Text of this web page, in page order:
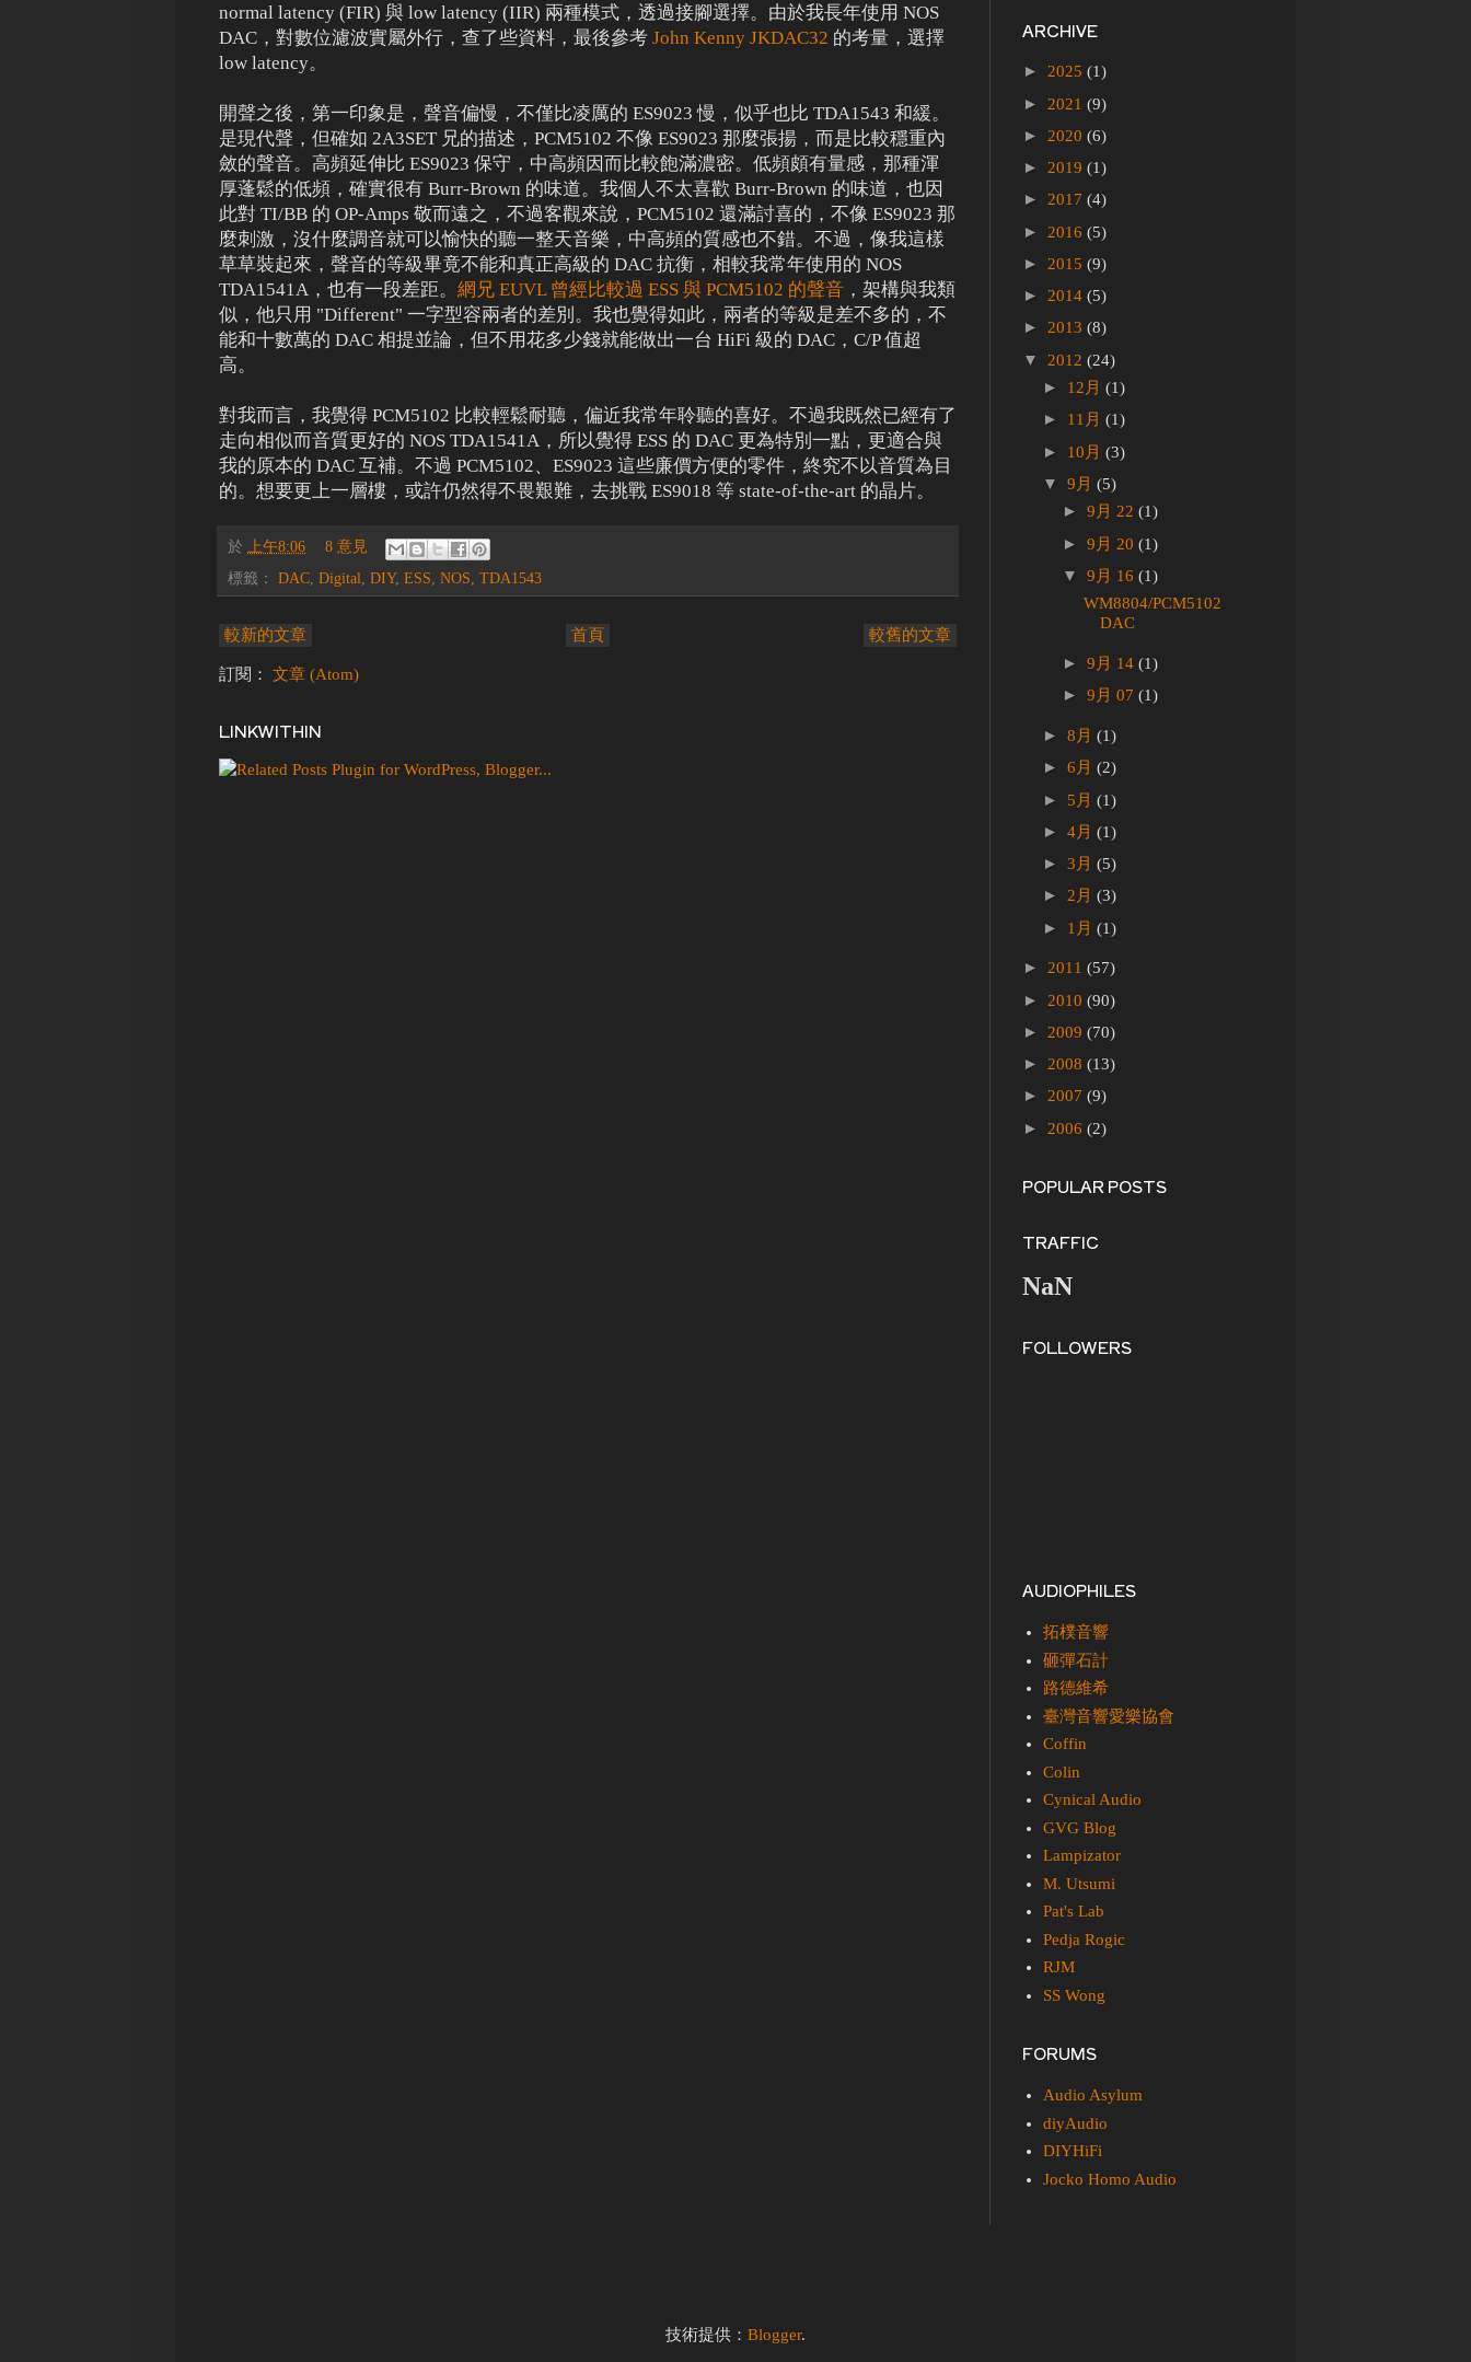
normal latency (FIR) 與 low latency (IIR) 兩種模式，透過接腳選擇。由於我長年使用 NOS
DAC，對數位濾波實屬外行，查了些資料，最後參考 John Kenny JKDAC32 的考量，選擇
low latency。
開聲之後，第一印象是，聲音偏慢，不僅比凌厲的 ES9023 慢，似乎也比 TDA1543 和緩。
是現代聲，但確如 2A3SET 兄的描述，PCM5102 不像 ES9023 那麼張揚，而是比較穩重內
斂的聲音。高頻延伸比 ES9023 保守，中高頻因而比較飽滿濃密。低頻頗有量感，那種渾
厚蓬鬆的低頻，確實很有 Burr-Brown 的味道。我個人不太喜歡 Burr-Brown 的味道，也因
此對 TI/BB 的 OP-Amps 敬而遠之，不過客觀來說，PCM5102 還滿討喜的，不像 ES9023 那
麼刺激，沒什麼調音就可以愉快的聽一整天音樂，中高頻的質感也不錯。不過，像我這樣
草草裝起來，聲音的等級畢竟不能和真正高級的 DAC 抗衡，相較我常年使用的 NOS
TDA1541A，也有一段差距。 網兄 EUVL 曾經比較過 ESS 與 PCM5102 的聲音 ，架構與我類
似，他只用 "Different" 一字型容兩者的差別。我也覺得如此，兩者的等級是差不多的，不
能和十數萬的 DAC 相提並論，但不用花多少錢就能做出一台 HiFi 級的 DAC，C/P 值超
高。
對我而言，我覺得 PCM5102 比較輕鬆耐聽，偏近我常年聆聽的喜好。不過我既然已經有了
走向相似而音質更好的 NOS TDA1541A，所以覺得 ESS 的 DAC 更為特別一點，更適合與
我的原本的 DAC 互補。不過 PCM5102、ES9023 這些廉價方便的零件，終究不以音質為目
的。想要更上一層樓，或許仍然得不畏艱難，去挑戰 ES9018 等 state-of-the-art 的晶片。
於 上午8:06
8 意見
標籤： DAC Digital DIY, ESS NOS TDA1543
較新的文章 較舊的文章
首頁
訂閱： 文章 (Atom)
LINKWITHIN
ARCHIVE
► 2025 (1)
► 2021 (9)
► 2020 (6)
► 2019 (1)
► 2017 (4)
► 2016 (5)
► 2015 (9)
► 2014 (5)
► 2013 (8)
▼ 2012 (24)
► 12月 (1)
► 11月 (1)
► 10月 (3)
▼ 9月 (5)
► 9月 22 (1)
► 9月 20 (1)
▼ 9月 16 (1)
WM8804/PCM5102
DAC
► 9月 14 (1)
► 9月 07 (1)
► 8月 (1)
► 6月 (2)
► 5月 (1)
► 4月 (1)
► 3月 (5)
► 2月 (3)
► 1月 (1)
► 2011 (57)
► 2010 (90)
► 2009 (70)
► 2008 (13)
► 2007 (9)
► 2006 (2)
POPULAR POSTS
TRAFFIC
NaN
FOLLOWERS
AUDIOPHILES
拓樸音響
砸彈石計
路德維希
臺灣音響愛樂協會
Coffin
Colin
Cynical Audio
GVG Blog
Lampizator
M. Utsumi
Pat's Lab
Pedja Rogic
RJM
SS Wong
FORUMS
Audio Asylum
diyAudio
DIYHiFi
Jocko Homo Audio
技術提供： Blogger.